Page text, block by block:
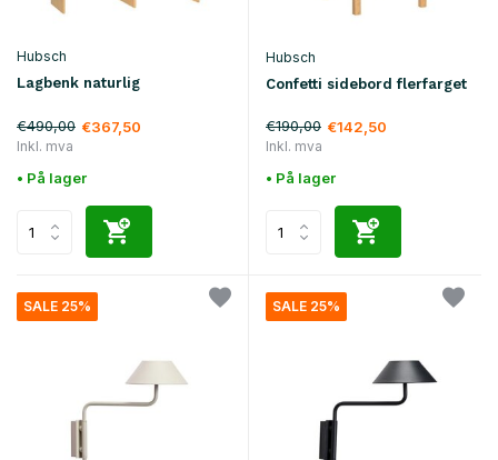
Hubsch
Lagbenk naturlig
€490,00 €367,50
Inkl. mva
• På lager
Hubsch
Confetti sidebord flerfarget
€190,00 €142,50
Inkl. mva
• På lager
SALE 25% SALE 25%